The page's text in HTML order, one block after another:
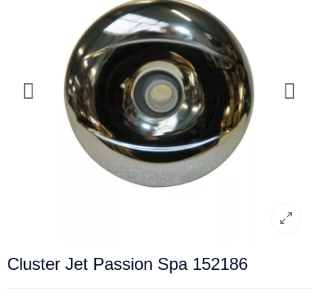
Cluster Jet Passion Spa 152186